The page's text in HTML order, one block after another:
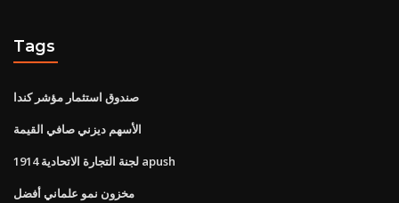
Tags
صندوق استثمار مؤشر كندا
الأسهم ديزني صافي القيمة
لجنة التجارة الاتحادية 1914 apush
مخزون نمو علماني أفضل